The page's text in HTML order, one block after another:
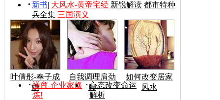
新书| 大风水-黄帝宅经 新锐解读 都市特种
兵全集 三国演义
叶倩彤-奉子成
婚
自我调理肩劲
腰
如何改变居家
风水
禅商-企业家修
炼!
心态改变命运
解析